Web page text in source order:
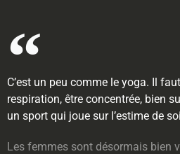
C’est un peu comme le yoga. Il
respiration, être concentrée, bien
un sport qui joue sur l’estime de
Les femmes sont désormais bien